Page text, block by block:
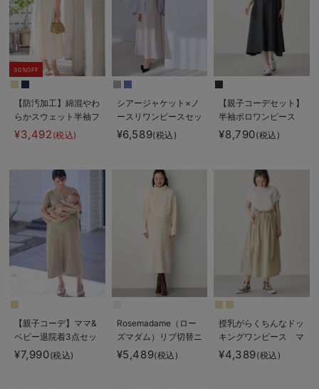
30%OFF
【防汚加工】綿混やわ
らかスウェット半袖フ
レアワンピース マタ
ニティ・産後【出産後
¥3,492 (税込)
シアージャケット×ノ
ースリワンピースセッ
ト マタニティ・産後
【産後も長く着れる】
ズマダム）
¥6,589(税込)
【親子コーデセット】
半袖ポロワンピース
（ひざ下丈）＆襟付き
ポロロンパース 出産
ティ・授乳服
¥8,790(税込)
【親子コーデ】ママ&
ベビー退院着3点セッ
ト 出産準備 ギフ
ト マタニティ・産後
¥7,990(税込)
Rosemadame（ロー
ズマダム）リブ切替ニ
ットワンピ マタニテ
ィ・授乳服【産後まで
¥5,489(税込)
授乳がらくちんなドッ
キングワンピース マ
タニティ・授乳服【出
産後も長く使える】
¥4,389(税込)